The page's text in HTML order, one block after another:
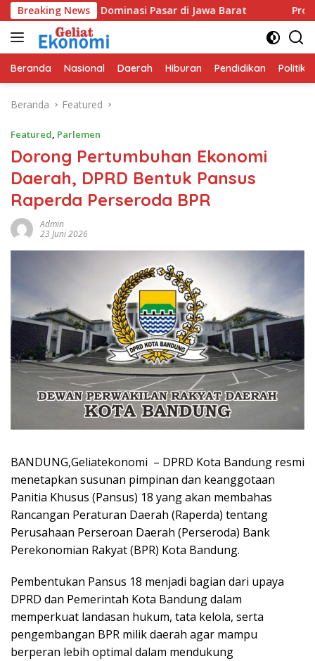
Langsung
ke
konten
Breaking News
Dominasi Pasar di Jawa Barat Program
Beranda Nasional Daerah Hiburan Pendidikan Politik
Beranda Featured
Featured, Parlemen
Dorong Pertumbuhan Ekonomi
Daerah, DPRD Bentuk Pansus
Raperda Perseroda BPR
Admin
23 Juni 2026
BANDUNG,Geliatekonomi – DPRD Kota Bandung resmi
menetapkan susunan pimpinan dan keanggotaan
Panitia Khusus (Pansus) 18 yang akan membahas
Rancangan Peraturan Daerah (Raperda) tentang
Perusahaan Perseroan Daerah (Perseroda) Bank
Perekonomian Rakyat (BPR) Kota Bandung.
Pembentukan Pansus 18 menjadi bagian dari upaya
DPRD dan Pemerintah Kota Bandung dalam
memperkuat landasan hukum, tata kelola, serta
pengembangan BPR milik daerah agar mampu
berperan lebih optimal dalam mendukung